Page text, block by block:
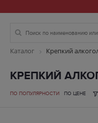
Каталог Крепкий
КРЕПКИЙ
ПО ПОПУЛЯРНОСТИ ПО ЦЕНЕ